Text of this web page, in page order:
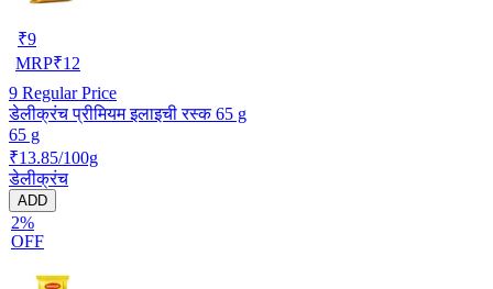
₹9
MRP₹12
9 Regular Price
डेलीक्रंच प्रीमियम इलाइची रस्क 65 g
65 g
₹13.85/100g
डेलीक्रंच
ADD
2%
OFF